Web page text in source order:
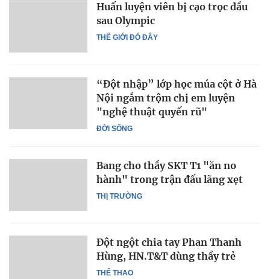
THẾ GIỚI ĐÓ ĐÂY
Huấn luyện viên bị cạo trọc đầu
sau Olympic
ĐỜI SỐNG
“Đột nhập” lớp học múa cột ở Hà
Nội ngắm trộm chị em luyện
"nghệ thuật quyến rũ"
THỊ TRƯỜNG
Bang cho thầy SKT T1 "ăn no
hành" trong trận đấu lãng xẹt
THỂ THAO
Đột ngột chia tay Phan Thanh
Hùng, HN.T&T dùng thầy trẻ